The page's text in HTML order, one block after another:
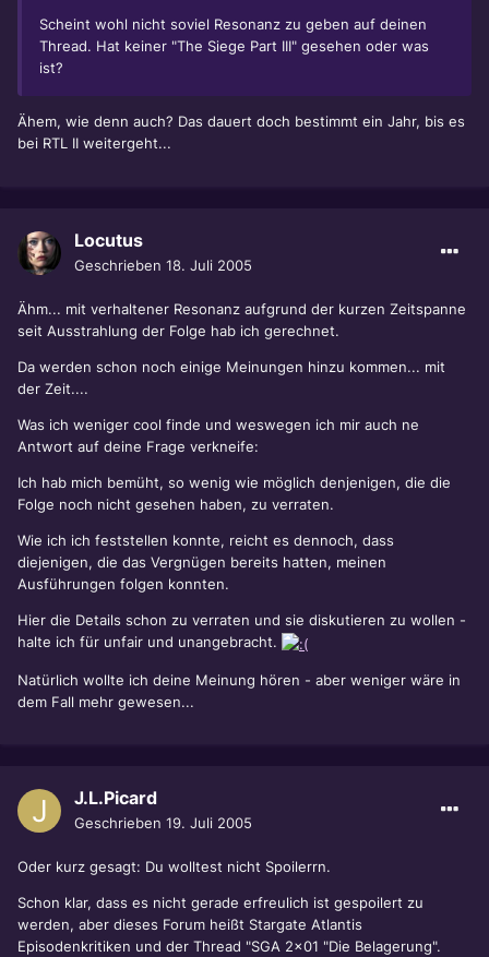
Scheint wohl nicht soviel Resonanz zu geben auf deinen
Thread. Hat keiner "The Siege Part III" gesehen oder was
ist?
Ähem, wie denn auch? Das dauert doch bestimmt ein Jahr, bis es
bei RTL II weitergeht...
Locutus
Geschrieben 18. Juli 2005
Ähm... mit verhaltener Resonanz aufgrund der kurzen Zeitspanne
seit Ausstrahlung der Folge hab ich gerechnet.
Da werden schon noch einige Meinungen hinzu kommen... mit
der Zeit....
Was ich weniger cool finde und weswegen ich mir auch ne
Antwort auf deine Frage verkneife:
Ich hab mich bemüht, so wenig wie möglich denjenigen, die die
Folge noch nicht gesehen haben, zu verraten.
Wie ich ich feststellen konnte, reicht es dennoch, dass
diejenigen, die das Vergnügen bereits hatten, meinen
Ausführungen folgen konnten.
Hier die Details schon zu verraten und sie diskutieren zu wollen -
halte ich für unfair und unangebracht.
Natürlich wollte ich deine Meinung hören - aber weniger wäre in
dem Fall mehr gewesen...
J.L.Picard
Geschrieben 19. Juli 2005
Oder kurz gesagt: Du wolltest nicht Spoilerrn.
Schon klar, dass es nicht gerade erfreulich ist gespoilert zu
werden, aber dieses Forum heißt Stargate Atlantis
Episodenkritiken und der Thread "SGA 2x01 "Die Belagerung".